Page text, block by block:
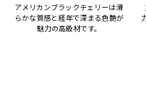
アメリカンブラックチェリーは滑
らかな質感と経年で深まる色艶が
魅力の高級材です。